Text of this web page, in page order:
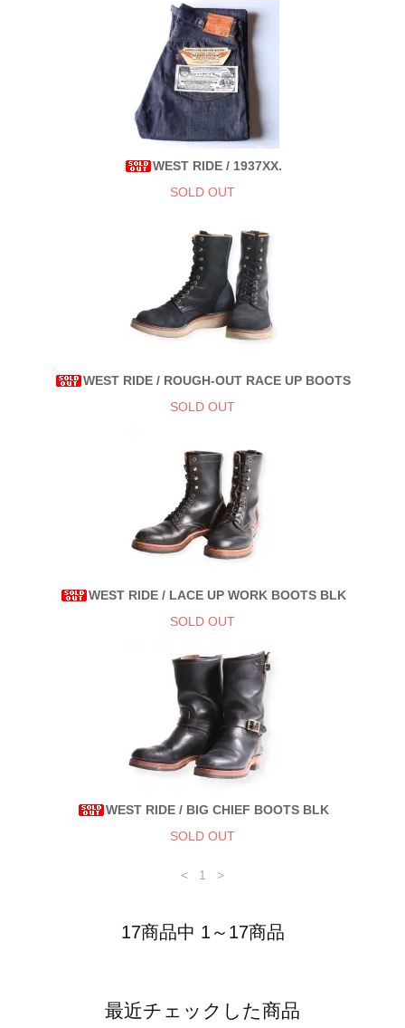
WEST RIDE / 1937XX.
SOLD OUT
WEST RIDE / ROUGH-OUT RACE UP BOOTS
SOLD OUT
WEST RIDE / LACE UP WORK BOOTS BLK
SOLD OUT
WEST RIDE / BIG CHIEF BOOTS BLK
SOLD OUT
< 1 >
17商品中 1～17商品
最近チェックした商品